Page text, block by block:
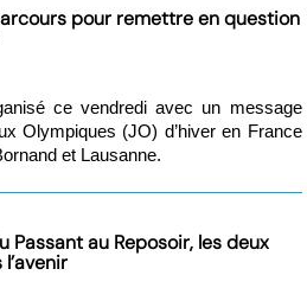
pour remettre en question
ce vendredi avec un message
Olympiques (JO) d’hiver en France
et Lausanne.
Passant au Reposoir, les deux